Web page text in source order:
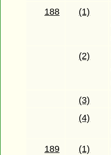
188
(1)
(2)
(3)
(4)
189
(1)